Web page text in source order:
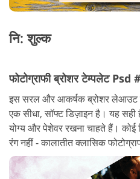
नि: शुल्क
फोटोग्राफी ब्रोशर टेम्पलेट
इस सरल और आकर्षक ब्रोशर लेआउट
एक सीधा, सॉफ्ट डिज़ाइन है। यह
योग्य और पेशेवर रखना चाहते हैं। कोई
रंग नहीं - कालातीत क्लासिक